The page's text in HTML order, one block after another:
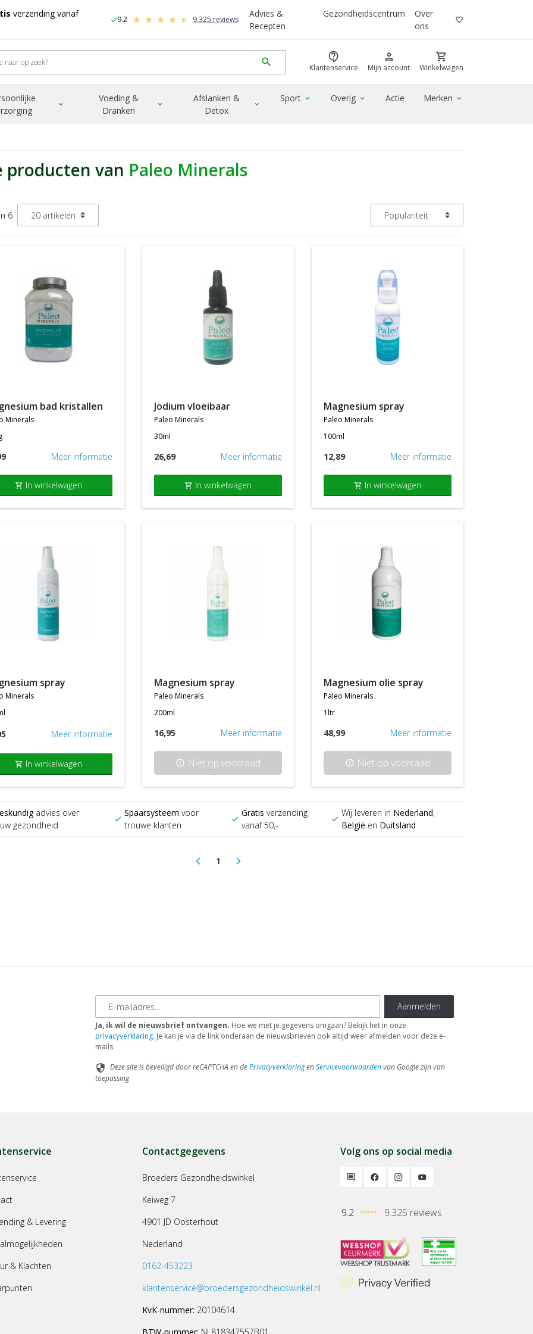
verzending vanaf
check9.2 9.325 reviews
Advies &
Recepten
Gezondheidscentrum
Over
ons
favorite_border
search contact_support
Klantenservice
person
Mijn account
shopping_cart
Winkelwagen
expand_more
Voeding &
Dranken
expand_more
Afslanken &
Detox
expand_more
Sport expand_more Overig expand_more Actie Merken expand_more
producten van Paleo Minerals
6
bad kristallen
minerals
Meer informatie
shopping_cart In winkelwagen
jodium vloeibaar
paleo minerals
30ml
26,69 Meer informatie
shopping_cart In winkelwagen
magnesium spray
paleo minerals
100ml
12,89 Meer informatie
shopping_cart In winkelwagen
spray
minerals
Meer informatie
shopping_cart In winkelwagen
magnesium spray
paleo minerals
200ml
16,95 Meer informatie
info Niet op voorraad
magnesium olie spray
paleo minerals
1ltr
48,99 Meer informatie
info Niet op voorraad
advies over
gezondheid
check
Spaarsysteem voor
trouwe klanten
check
Gratis verzending
vanaf 50,-
check
Wij leveren in Nederland,
België en Duitsland
arrow_back_ios 1(current)
arrow_forward_ios
E-mailadres Aanmelden
Ja, ik wil de nieuwsbrief ontvangen. Hoe we met je gegevens omgaan? Bekijk het in onze
privacyverklaring. Je kan je via de link onderaan de nieuwsbrieven ook altijd weer afmelden voor deze e-
mails
security Deze site is beveiligd door reCAPTCHA en dePrivacyverklaringenServicevoorwaardenvan Google zijn van
toepassing
& Levering
& Klachten
Contactgegevens
Broeders Gezondheidswinkel
Keiweg 7
4901 JD Oosterhout
Nederland
0162-453223
klantenservice@broedersgezondheidswinkel.nl
KvK-nummer: 20104614
Volg ons op social media
9.2 9.325 reviews